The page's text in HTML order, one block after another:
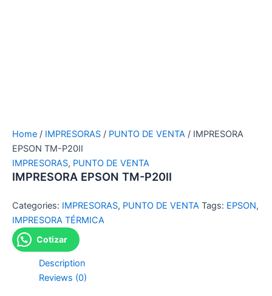
Home / IMPRESORAS / PUNTO DE VENTA / IMPRESORA
EPSON TM-P20II
IMPRESORAS, PUNTO DE VENTA
IMPRESORA EPSON TM-P20II
Categories: IMPRESORAS, PUNTO DE VENTA Tags: EPSON,
IMPRESORA TÉRMICA
Cotizar
Description
Reviews (0)